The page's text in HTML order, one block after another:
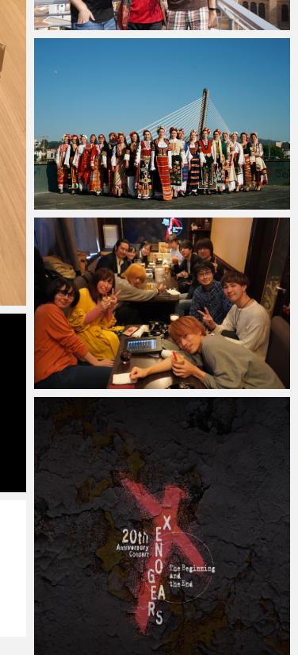
Micchan 2019年4月2日
Micchan 2019年3月17日